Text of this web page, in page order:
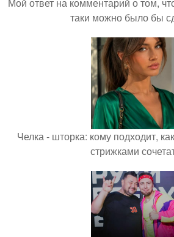
таки можно было бы
Челка - шторка: кому подходит,
стрижками